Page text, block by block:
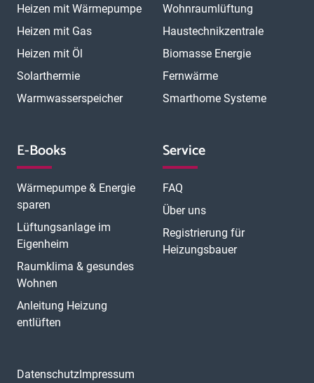
Heizen mit Wärmepumpe
Heizen mit Gas
Heizen mit Öl
Solarthermie
Warmwasserspeicher
Wohnraumlüftung
Haustechnikzentrale
Biomasse Energie
Fernwärme
Smarthome Systeme
E-Books
Wärmepumpe & Energie
sparen
Lüftungsanlage im
Eigenheim
Raumklima & gesundes
Wohnen
Anleitung Heizung
entlüften
Service
FAQ
Über uns
Registrierung für
Heizungsbauer
DatenschutzImpressum